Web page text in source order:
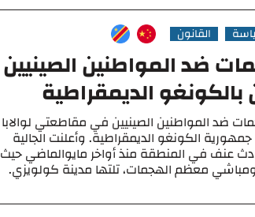
القانون
ضد المواطنين الصينيين
بالكونغو الديمقراطية
ضد المواطنين الصينيين في مقاطعتي لوالابا
جمهورية الكونغو الديمقراطية. وأعلنت الجالية
عن 10 حوادث عنف في المنطقة منذ أواخر مايوالماضي حيث
معظم الهجمات، تلتها مدينة كولويزي.